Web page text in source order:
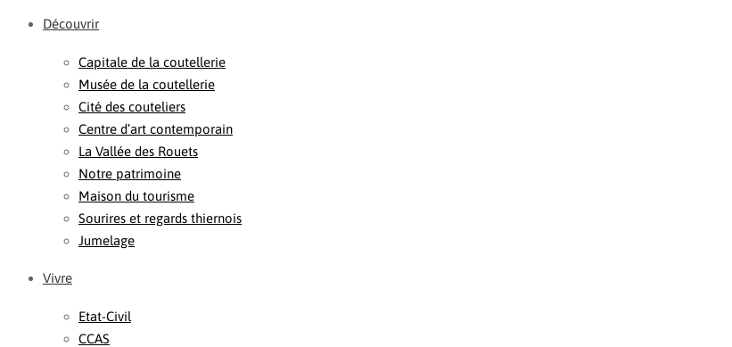
Découvrir
Capitale de la coutellerie
Musée de la coutellerie
Cité des couteliers
Centre d’art contemporain
La Vallée des Rouets
Notre patrimoine
Maison du tourisme
Sourires et regards thiernois
Jumelage
Vivre
Etat-Civil
CCAS